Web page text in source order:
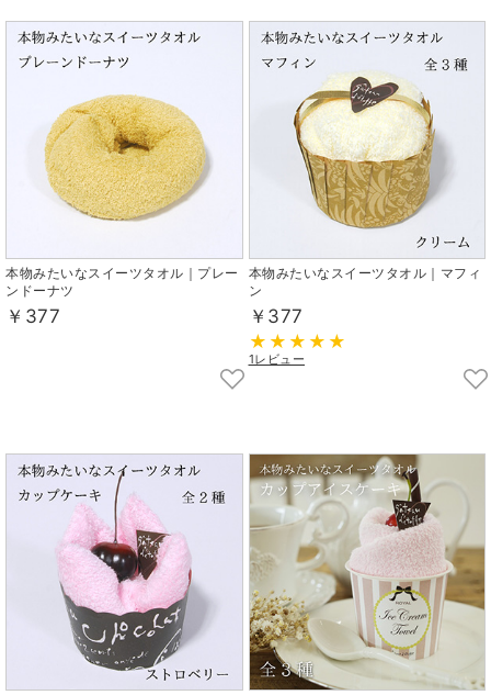
本物みたいなスイーツタオル｜プレー
ンドーナツ
￥377
本物みたいなスイーツタオル｜マフィ
ン
￥377
1レビュー